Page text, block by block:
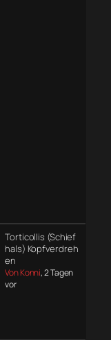
Torticollis (Schief
hals) Kopfverdreh
en
Von Konni, 2 Tagen
vor